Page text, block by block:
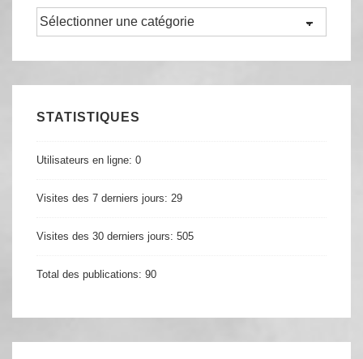
Parcourir
STATISTIQUES
Utilisateurs en ligne: 0
Visites des 7 derniers jours: 29
Visites des 30 derniers jours: 505
Total des publications: 90